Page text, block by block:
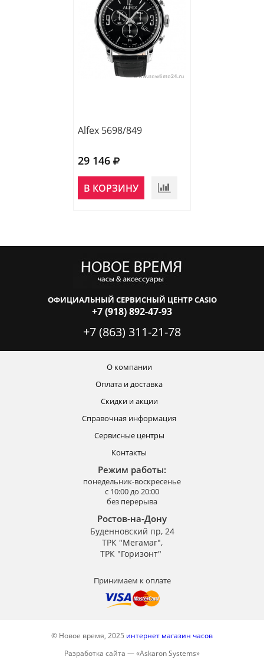
Alfex 5698/849
29 146
В КОРЗИНУ
ОФИЦИАЛЬНЫЙ СЕРВИСНЫЙ ЦЕНТР CASIO
+7 (918) 892-47-93
+7 (863) 311-21-78
О компании
Оплата и доставка
Скидки и акции
Справочная информация
Сервисные центры
Контакты
Режим работы:
понедельник-воскресенье
с 10:00 до 20:00
без перерыва
Ростов-на-Дону
Буденновский пр, 24
ТРК "Мегамаг",
ТРК "Горизонт"
Принимаем к оплате
© Новое время, 2025 интернет магазин часов
Разработка сайта —«Askaron Systems»